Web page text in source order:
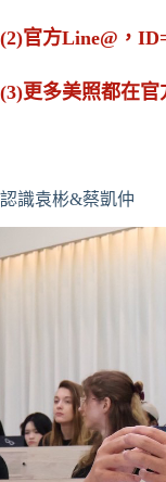
(2)官方Line@，
(3)更多美照都在官
認識袁彬&蔡凱仲